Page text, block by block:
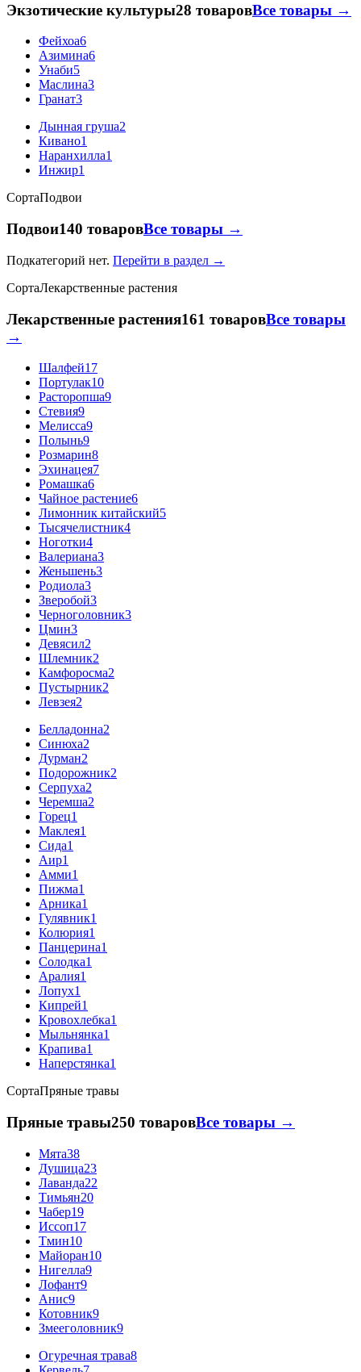
Экзотические культуры28 товаровВсе товары →
Фейхоа6
Азимина6
Унаби5
Маслина3
Гранат3
Дынная груша2
Кивано1
Наранхилла1
Инжир1
СортаПодвои
Подвои140 товаровВсе товары →
Подкатегорий нет. Перейти в раздел →
СортаЛекарственные растения
Лекарственные растения161 товаровВсе товары
→
Шалфей17
Портулак10
Расторопша9
Стевия9
Мелисса9
Полынь9
Розмарин8
Эхинацея7
Ромашка6
Чайное растение6
Лимонник китайский5
Тысячелистник4
Ноготки4
Валериана3
Женьшень3
Родиола3
Зверобой3
Черноголовник3
Цмин3
Девясил2
Шлемник2
Камфоросма2
Пустырник2
Левзея2
Белладонна2
Синюха2
Дурман2
Подорожник2
Серпуха2
Черемша2
Горец1
Маклея1
Сида1
Аир1
Амми1
Пижма1
Арника1
Гулявник1
Колюрия1
Панцерина1
Солодка1
Аралия1
Лопух1
Кипрей1
Кровохлебка1
Мыльнянка1
Крапива1
Наперстянка1
СортаПряные травы
Пряные травы250 товаровВсе товары →
Мята38
Душица23
Лаванда22
Тимьян20
Чабер19
Иссоп17
Тмин10
Майоран10
Нигелла9
Лофант9
Анис9
Котовник9
Змееголовник9
Огуречная трава8